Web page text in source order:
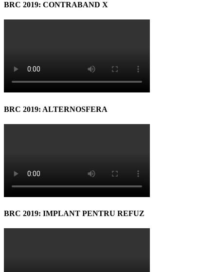
BRC 2019: CONTRABAND X
BRC 2019: ALTERNOSFERA
BRC 2019: IMPLANT PENTRU REFUZ